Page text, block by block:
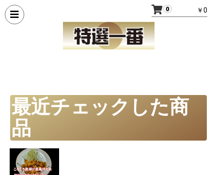
0 ￥0
最近チェックした商
品